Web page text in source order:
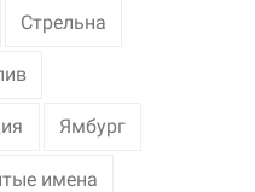
Стрельна
Ямбург
имена